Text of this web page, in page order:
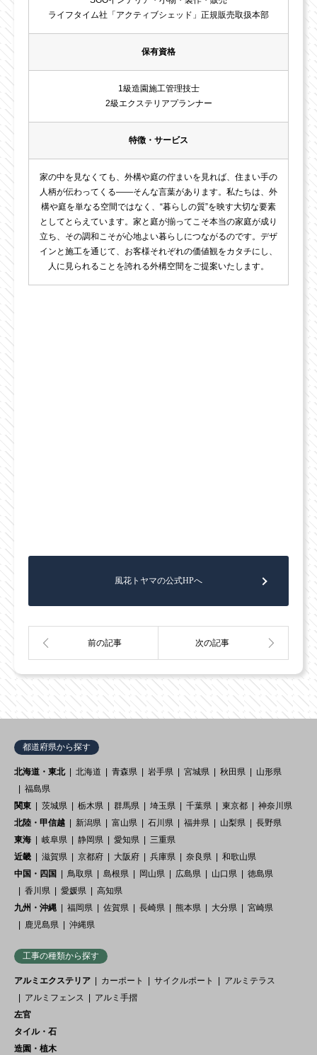
ライフタイム社「アクティブシェッド」正規販売取扱本部
保有資格
1級造園施工管理技士
2級エクステリアプランナー
特徴・サービス
家の中を見なくても、外構や庭の佇まいを見れば、住まい手の
人柄が伝わってくる――そんな言葉があります。私たちは、外
構や庭を単なる空間ではなく、“暮らしの質”を映す大切な要素
としてとらえています。家と庭が揃ってこそ本当の家庭が成り
立ち、その調和こそが心地よい暮らしにつながるのです。デザ
インと施工を通じて、お客様それぞれの価値観をカタチにし、
人に見られることを誇れる外構空間をご提案いたします。
風花トヤマの公式HPへ
都道府県から探す
北海道・東北 北海道 青森県 岩手県 宮城県 秋田県
山形県
福島県
関東
茨城県 栃木県 群馬県 埼玉県 千葉県 東京都
神奈川県
北陸・甲信越
新潟県 富山県 石川県 福井県 山梨県
長野県
東海
岐阜県 静岡県 愛知県
三重県
近畿
滋賀県 京都府 大阪府 兵庫県 奈良県
和歌山県
中国・四国
鳥取県 島根県 岡山県 広島県 山口県
徳島県
香川県
愛媛県
高知県
九州・沖縄
福岡県 佐賀県 長崎県 熊本県 大分県
宮崎県
鹿児島県
沖縄県
工事の種類から探す
アルミエクステリア カーポート サイクルポート
アルミテラス
アルミフェンス
アルミ手摺
左官
タイル・石
造園・植木